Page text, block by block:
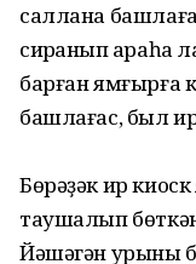
саллана
сирҡанып ҡараһа
барған ямғырға
башлағас, был
Бөрәҙәк ир
таушалып
Йәшәгән урыны